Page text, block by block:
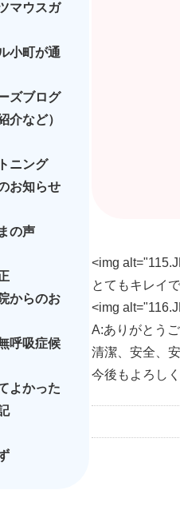
<img
とてもキレイ
<img
A:ありがとうご
清潔、安全、
今後もよろし
マウスガ
小町が通
ズブログ
介など）
ニング
お知らせ
の声
からのお
呼吸症候
よかった